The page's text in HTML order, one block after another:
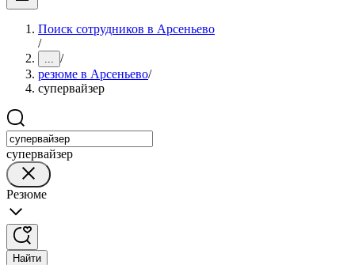
Поиск сотрудников в Арсеньево
/
... /
резюме в Арсеньево/
супервайзер
супервайзер
Резюме
Найти